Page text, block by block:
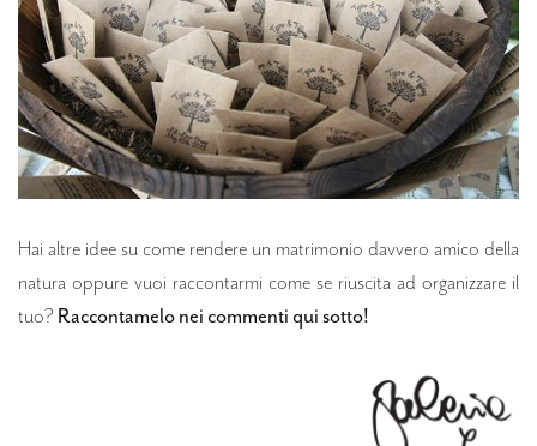
Hai altre idee su come rendere un matrimonio davvero amico della
natura oppure vuoi raccontarmi come se riuscita ad organizzare il
tuo? Raccontamelo nei commenti qui sotto!